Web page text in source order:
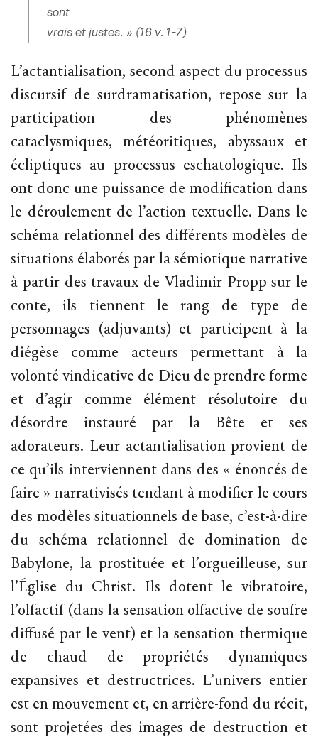
sont
vrais et justes. » (16 v. 1-7)
L’actantialisation, second aspect du processus
discursif de surdramatisation, repose sur la
participation des phénomènes
cataclysmiques, météoritiques, abyssaux et
écliptiques au processus eschatologique. Ils
ont donc une puissance de modification dans
le déroulement de l’action textuelle. Dans le
schéma relationnel des différents modèles de
situations élaborés par la sémiotique narrative
à partir des travaux de Vladimir Propp sur le
conte, ils tiennent le rang de type de
personnages (adjuvants) et participent à la
diégèse comme acteurs permettant à la
volonté vindicative de Dieu de prendre forme
et d’agir comme élément résolutoire du
désordre instauré par la Bête et ses
adorateurs. Leur actantialisation provient de
ce qu’ils interviennent dans des « énoncés de
faire » narrativisés tendant à modifier le cours
des modèles situationnels de base, c’est-à-dire
du schéma relationnel de domination de
Babylone, la prostituée et l’orgueilleuse, sur
l’Église du Christ. Ils dotent le vibratoire,
l’olfactif (dans la sensation olfactive de soufre
diffusé par le vent) et la sensation thermique
de chaud de propriétés dynamiques
expansives et destructrices. L’univers entier
est en mouvement et, en arrière-fond du récit,
sont projetées des images de destruction et